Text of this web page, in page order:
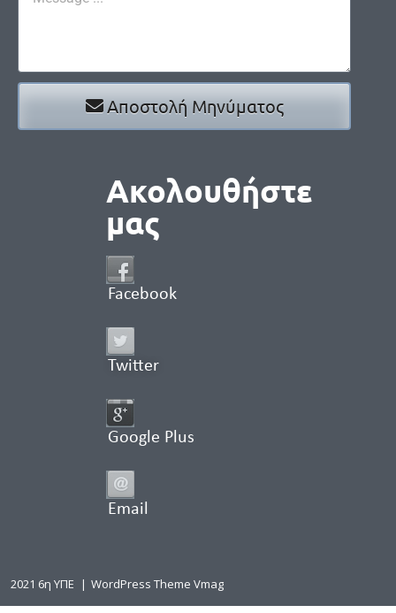
Αποστολή Μηνύματος
Ακολουθήστε
μας
Facebook
Twitter
Google Plus
Email
2021 6η ΥΠΕ | WordPress Theme Vmag